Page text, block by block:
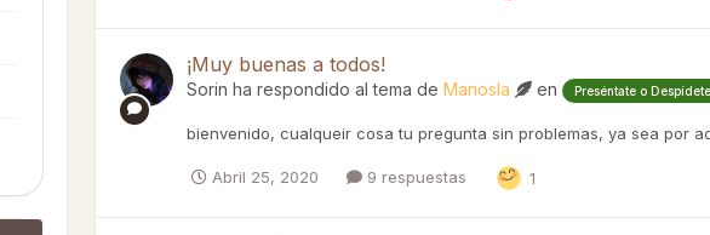
¡Muy buenas a todos!
Sorin ha respondido al tema de Manosla en Preséntate o Despídete
bienvenido, cualqueir cosa tu pregunta sin problemas, ya sea por
Abril 25, 2020 9 respuestas 1